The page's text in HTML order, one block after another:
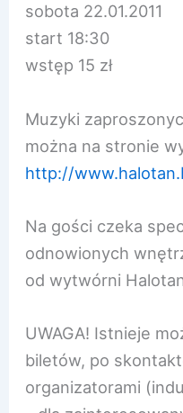
sobota 22.01.2011
start 18:30
wstęp 15 zł
Muzyki
można na stronie
http://
Na gości czeka
odnowionych
od wytwórni
UWAGA! Istnieje
biletów, po
organizatorami